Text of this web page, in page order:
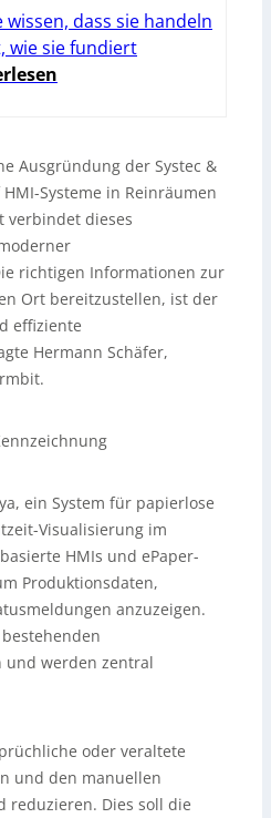
dass sie handeln
wie sie fundiert
Ausgründung der Systec &
Systeme in Reinräumen
verbindet dieses
richtigen Informationen zur
Ort bereitzustellen, ist der
effiziente
Hermann Schäfer,
ein System für papierlose
Visualisierung im
HMIs und ePaper-
Produktionsdaten,
anzuzeigen.
und werden zentral
oder veraltete
und den manuellen
reduzieren. Dies soll die